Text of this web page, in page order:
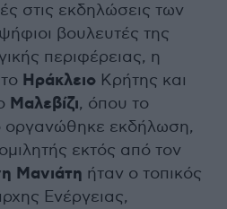
στις εκδηλώσεις των
βουλευτές της
περιφέρειας, η
Ηράκλειο Κρήτης και
Μαλεβίζι, όπου το
εκδήλωση,
εκτός από τον
Μανιάτη ήταν ο τοπικός
Ενέργειας,